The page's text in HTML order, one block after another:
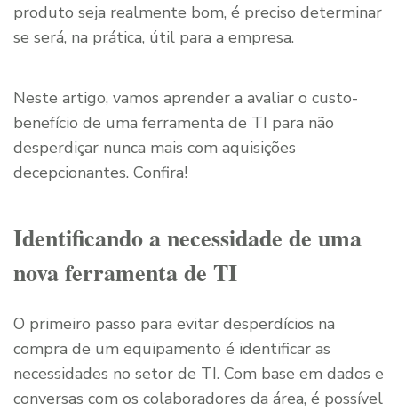
produto seja realmente bom, é preciso determinar
se será, na prática, útil para a empresa.
Neste artigo, vamos aprender a avaliar o custo-
benefício de uma ferramenta de TI para não
desperdiçar nunca mais com aquisições
decepcionantes. Confira!
Identificando a necessidade de uma
nova ferramenta de TI
O primeiro passo para evitar desperdícios na
compra de um equipamento é identificar as
necessidades no setor de TI. Com base em dados e
conversas com os colaboradores da área, é possível